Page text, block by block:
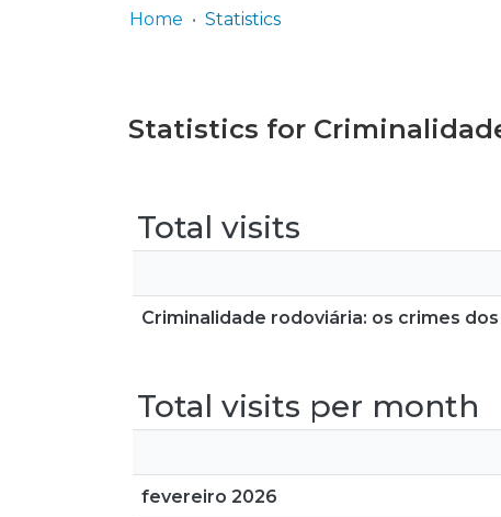
Home Statistics
Statistics for
Total visits
Criminalidade rodoviária: os crimes
Total visits per month
fevereiro 2026